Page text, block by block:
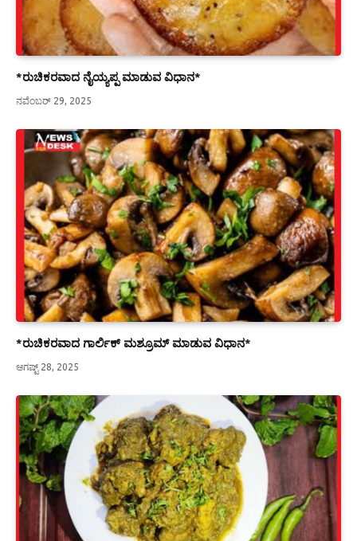
*ರುಚಿಕರವಾದ ನೈಯ್ಯಪ್ಪ ಮಾಡುವ ವಿಧಾನ*
ನವೆಂಬರ್ 29, 2025
*ರುಚಿಕರವಾದ ಗಾರ್ಲಿಕ್ ಮಶ್ರೂಮ್ ಮಾಡುವ ವಿಧಾನ*
ಆಗಷ್ಟ್ 28, 2025